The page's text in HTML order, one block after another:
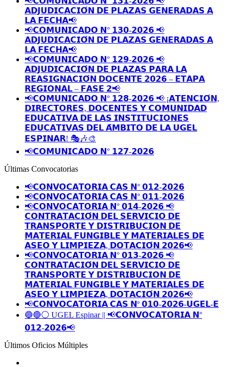
𝗔𝗗𝗝𝗨𝗗𝗜𝗖𝗔𝗖𝗜𝗢́𝗡 𝗗𝗘 𝗣𝗟𝗔𝗭𝗔𝗦 𝗚𝗘𝗡𝗘𝗥𝗔𝗗𝗔𝗦 𝗔
𝗟𝗔 𝗙𝗘𝗖𝗛𝗔📢
📢𝗖𝗢𝗠𝗨𝗡𝗜𝗖𝗔𝗗𝗢 𝗡° 𝟭𝟯𝟬-𝟮𝟬𝟮𝟲 📢
𝗔𝗗𝗝𝗨𝗗𝗜𝗖𝗔𝗖𝗜𝗢́𝗡 𝗗𝗘 𝗣𝗟𝗔𝗭𝗔𝗦 𝗚𝗘𝗡𝗘𝗥𝗔𝗗𝗔𝗦 𝗔
𝗟𝗔 𝗙𝗘𝗖𝗛𝗔📢
📢𝗖𝗢𝗠𝗨𝗡𝗜𝗖𝗔𝗗𝗢 𝗡° 𝟭𝟮𝟵-𝟮𝟬𝟮𝟲 📢
𝗔𝗗𝗝𝗨𝗗𝗜𝗖𝗔𝗖𝗜𝗢́𝗡 𝗗𝗘 𝗣𝗟𝗔𝗭𝗔𝗦 𝗣𝗔𝗥𝗔 𝗟𝗔
𝗥𝗘𝗔𝗦𝗜𝗚𝗡𝗔𝗖𝗜𝗢́𝗡 𝗗𝗢𝗖𝗘𝗡𝗧𝗘 𝟮𝟬𝟮𝟲 – 𝗘𝗧𝗔𝗣𝗔
𝗥𝗘𝗚𝗜𝗢𝗡𝗔𝗟 – 𝗙𝗔𝗦𝗘 𝟮📢
📢𝗖𝗢𝗠𝗨𝗡𝗜𝗖𝗔𝗗𝗢 𝗡° 𝟭𝟮𝟴-𝟮𝟬𝟮𝟲 📢 ¡𝗔𝗧𝗘𝗡𝗖𝗜𝗢́𝗡,
𝗗𝗜𝗥𝗘𝗖𝗧𝗢𝗥𝗘𝗦, 𝗗𝗢𝗖𝗘𝗡𝗧𝗘𝗦 𝗬 𝗖𝗢𝗠𝗨𝗡𝗜𝗗𝗔𝗗
𝗘𝗗𝗨𝗖𝗔𝗧𝗜𝗩𝗔 𝗗𝗘 𝗟𝗔𝗦 𝗜𝗡𝗦𝗧𝗜𝗧𝗨𝗖𝗜𝗢𝗡𝗘𝗦
𝗘𝗗𝗨𝗖𝗔𝗧𝗜𝗩𝗔𝗦 𝗗𝗘𝗟 𝗔́𝗠𝗕𝗜𝗧𝗢 𝗗𝗘 𝗟𝗔 𝗨𝗚𝗘𝗟
𝗘𝗦𝗣𝗜𝗡𝗔𝗥! 🎭🎶🎨
📢𝗖𝗢𝗠𝗨𝗡𝗜𝗖𝗔𝗗𝗢 𝗡° 𝟭𝟮𝟳-𝟮𝟬𝟮𝟲
Últimas Convocatorias
📢𝗖𝗢𝗡𝗩𝗢𝗖𝗔𝗧𝗢𝗥𝗜𝗔 𝗖𝗔𝗦 𝗡° 𝟬𝟭𝟮-𝟮𝟬𝟮𝟲
📢𝗖𝗢𝗡𝗩𝗢𝗖𝗔𝗧𝗢𝗥𝗜𝗔 𝗖𝗔𝗦 𝗡° 𝟬𝟭𝟭-𝟮𝟬𝟮𝟲
📢𝗖𝗢𝗡𝗩𝗢𝗖𝗔𝗧𝗢𝗥𝗜𝗔 𝗡° 𝟬𝟭𝟰-𝟮𝟬𝟮𝟲 📢
𝗖𝗢𝗡𝗧𝗥𝗔𝗧𝗔𝗖𝗜𝗢́𝗡 𝗗𝗘𝗟 𝗦𝗘𝗥𝗩𝗜𝗖𝗜𝗢 𝗗𝗘
𝗧𝗥𝗔𝗡𝗦𝗣𝗢𝗥𝗧𝗘 𝗬 𝗗𝗜𝗦𝗧𝗥𝗜𝗕𝗨𝗖𝗜𝗢𝗡 𝗗𝗘
𝗠𝗔𝗧𝗘𝗥𝗜𝗔𝗟 𝗙𝗨𝗡𝗚𝗜𝗕𝗟𝗘 𝗬 𝗠𝗔𝗧𝗘𝗥𝗜𝗔𝗟𝗘𝗦 𝗗𝗘
𝗔𝗦𝗘𝗢 𝗬 𝗟𝗜𝗠𝗣𝗜𝗘𝗭𝗔, 𝗗𝗢𝗧𝗔𝗖𝗜𝗢́𝗡 𝟮𝟬𝟮𝟲📢
📢𝗖𝗢𝗡𝗩𝗢𝗖𝗔𝗧𝗢𝗥𝗜𝗔 𝗡° 𝟬𝟭𝟯-𝟮𝟬𝟮𝟲 📢
𝗖𝗢𝗡𝗧𝗥𝗔𝗧𝗔𝗖𝗜𝗢́𝗡 𝗗𝗘𝗟 𝗦𝗘𝗥𝗩𝗜𝗖𝗜𝗢 𝗗𝗘
𝗧𝗥𝗔𝗡𝗦𝗣𝗢𝗥𝗧𝗘 𝗬 𝗗𝗜𝗦𝗧𝗥𝗜𝗕𝗨𝗖𝗜𝗢𝗡 𝗗𝗘
𝗠𝗔𝗧𝗘𝗥𝗜𝗔𝗟 𝗙𝗨𝗡𝗚𝗜𝗕𝗟𝗘 𝗬 𝗠𝗔𝗧𝗘𝗥𝗜𝗔𝗟𝗘𝗦 𝗗𝗘
𝗔𝗦𝗘𝗢 𝗬 𝗟𝗜𝗠𝗣𝗜𝗘𝗭𝗔, 𝗗𝗢𝗧𝗔𝗖𝗜𝗢́𝗡 𝟮𝟬𝟮𝟲📢
📢𝗖𝗢𝗡𝗩𝗢𝗖𝗔𝗧𝗢𝗥𝗜𝗔 𝗖𝗔𝗦 𝗡º 𝟬𝟭𝟬-𝟮𝟬𝟮𝟲-𝗨𝗚𝗘𝗟-𝗘
🔵🔴⚪️ UGEL Espinar || 📢𝗖𝗢𝗡𝗩𝗢𝗖𝗔𝗧𝗢𝗥𝗜𝗔 𝗡°
𝟬𝟭𝟮-𝟮𝟬𝟮𝟲📢
Últimos Oficios Múltiples